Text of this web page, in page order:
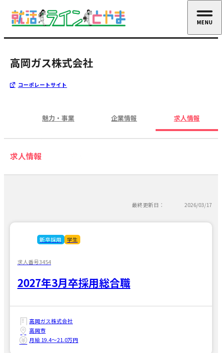
高岡ガス株式会社
コーポレートサイト
魅力・事業 企業情報 求人情報
求人情報
最終更新日： 2026/03/17
新卒採用 学生
求人番号3454
2027年3月卒採用総合職
高岡ガス株式会社
高岡市
月給 19.4〜21.0万円
MENU